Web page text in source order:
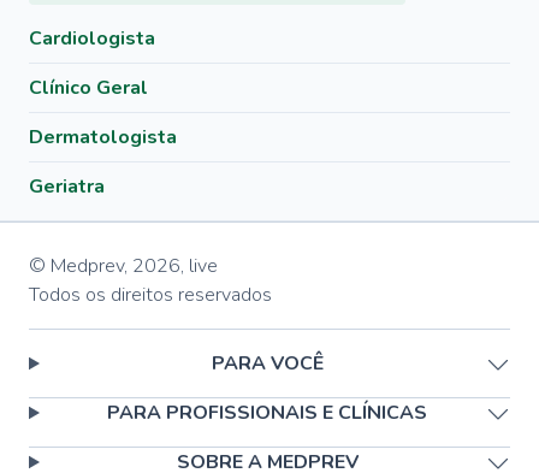
Cardiologista
Clínico Geral
Dermatologista
Geriatra
© Medprev, 2026, live
Todos os direitos reservados
PARA VOCÊ
PARA PROFISSIONAIS E CLÍNICAS
SOBRE A MEDPREV